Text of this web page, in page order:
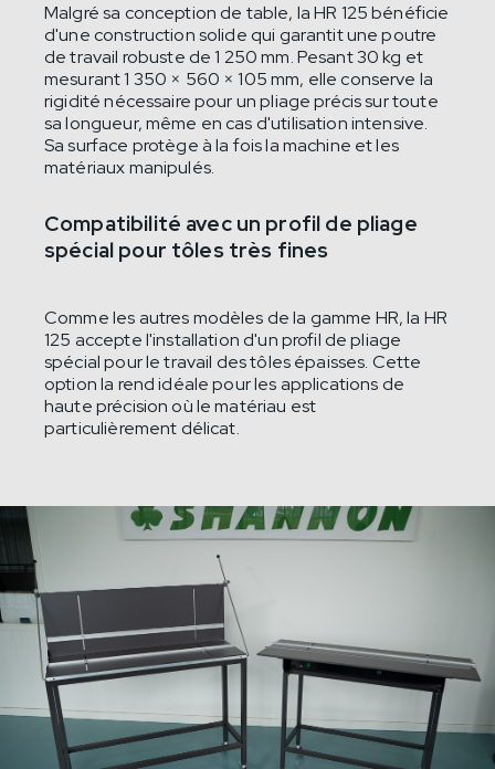
Malgré sa conception de table, la HR 125 bénéficie
d'une construction solide qui garantit une poutre
de travail robuste de 1 250 mm. Pesant 30 kg et
mesurant 1 350 × 560 × 105 mm, elle conserve la
rigidité nécessaire pour un pliage précis sur toute
sa longueur, même en cas d'utilisation intensive.
Sa surface protège à la fois la machine et les
matériaux manipulés.
Compatibilité avec un profil de pliage
spécial pour tôles très fines
Comme les autres modèles de la gamme HR, la HR
125 accepte l'installation d'un profil de pliage
spécial pour le travail des tôles épaisses. Cette
option la rend idéale pour les applications de
haute précision où le matériau est
particulièrement délicat.